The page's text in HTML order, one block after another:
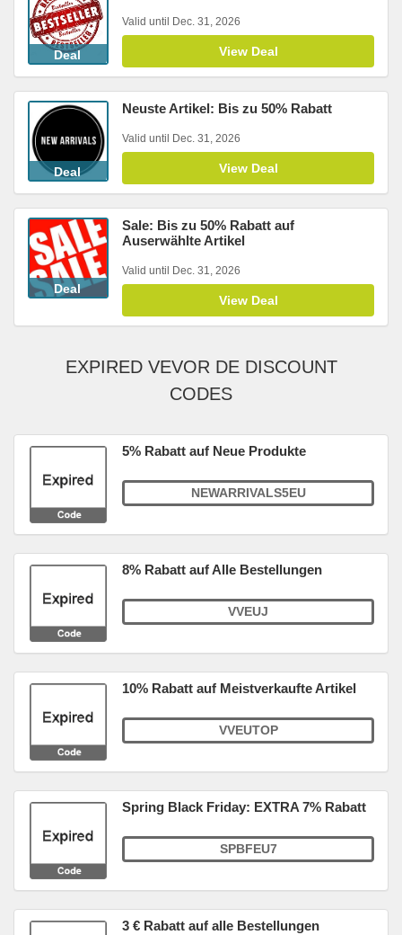
Deal
Valid until Dec. 31, 2026
View Deal
Deal
Neuste Artikel: Bis zu 50% Rabatt
Valid until Dec. 31, 2026
View Deal
Deal
Sale: Bis zu 50% Rabatt auf
Auserwählte Artikel
Valid until Dec. 31, 2026
View Deal
EXPIRED VEVOR DE DISCOUNT
CODES
5% Rabatt auf Neue Produkte
NEWARRIVALS5EU
8% Rabatt auf Alle Bestellungen
VVEUJ
10% Rabatt auf Meistverkaufte Artikel
VVEUTOP
Spring Black Friday: EXTRA 7% Rabatt
SPBFEU7
3 € Rabatt auf alle Bestellungen